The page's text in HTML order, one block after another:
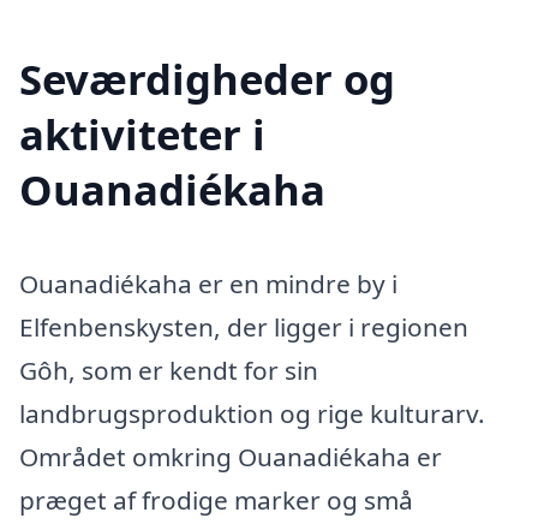
Seværdigheder og
aktiviteter i
Ouanadiékaha
Ouanadiékaha er en mindre by i
Elfenbenskysten, der ligger i regionen
Gôh, som er kendt for sin
landbrugsproduktion og rige kulturarv.
Området omkring Ouanadiékaha er
præget af frodige marker og små